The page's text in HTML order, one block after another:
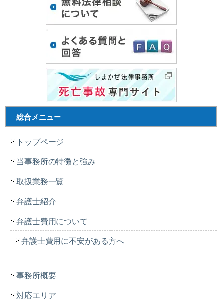
総合メニュー
トップページ
当事務所の特徴と強み
取扱業務一覧
弁護士紹介
弁護士費用について
弁護士費用に不安がある方へ
事務所概要
対応エリア